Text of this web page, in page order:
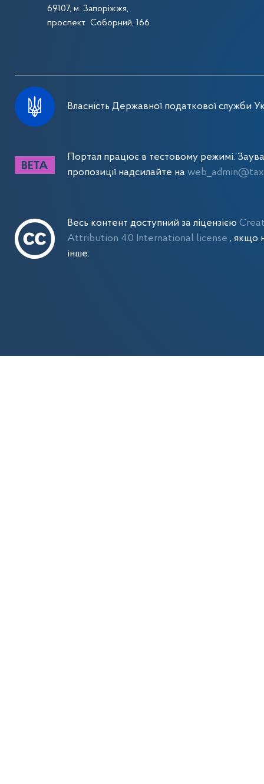
69107, м. Запоріжжя,
проспект Соборний, 166
Власність Державної податкової служби
Портал працює в тестовому режимі.
пропозиції надсилайте на
Весь контент доступний за ліцензією
Attribution 4.0 International license, якщо
інше.